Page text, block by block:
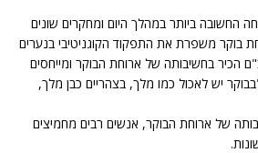
החשובה ביותר במהלך היום ומחקרים שונים
בוקר משפרת את התפקוד הקוגניטיבי בנערים
הכיר בחשיבותה של ארוחת הבוקר ומייחסים
יש לאכול כמו מלך, בצהריים כבן מלך,
של ארוחת הבוקר, אנשים רבים מחמיצים